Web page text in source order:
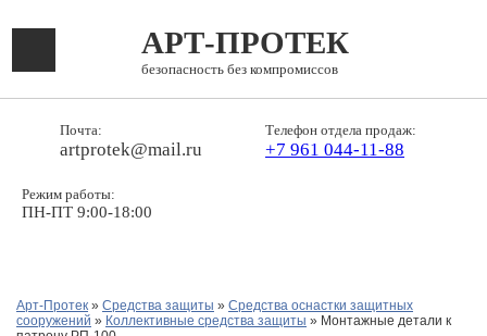
АРТ-ПРОТЕК
безопасность без компромиссов
Почта:
artprotek@mail.ru
Телефон отдела продаж:
+7 961 044-11-88
Режим работы:
ПН-ПТ 9:00-18:00
Арт-Протек » Средства защиты » Средства оснастки защитных
сооружений » Коллективные средства защиты » Монтажные детали к